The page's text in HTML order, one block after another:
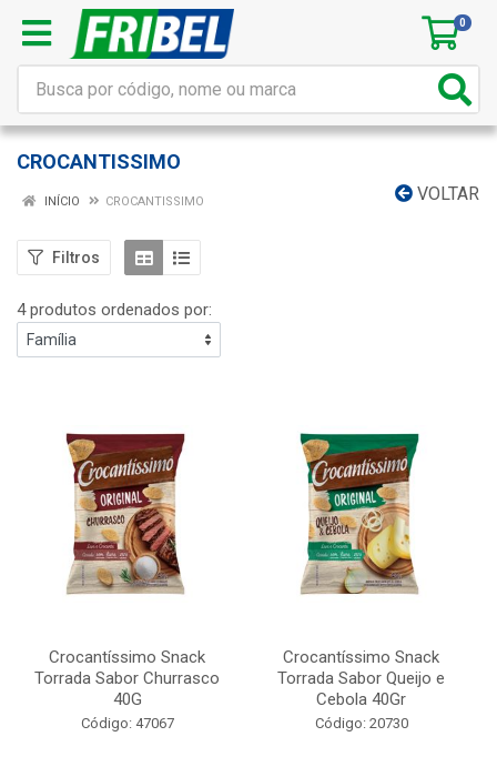
0
CROCANTISSIMO
VOLTAR
INÍCIO CROCANTISSIMO
Filtros
4 produtos ordenados por:
Crocantíssimo Snack
Torrada Sabor Churrasco
40G
Código: 47067
Crocantíssimo Snack
Torrada Sabor Queijo e
Cebola 40Gr
Código: 20730